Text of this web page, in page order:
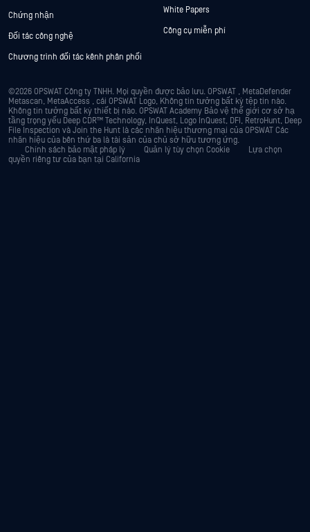
Chứng nhận
Đối tác công nghệ
Chương trình đối tác kênh phân phối
White Papers
Công cụ miễn phí
©2026 OPSWAT Công ty TNHH. Mọi quyền được bảo lưu. OPSWAT , MetaDefender
Metascan, MetaAccess , cái OPSWAT Logo, Không tin tưởng bất kỳ tệp tin nào.
Không tin tưởng bất kỳ thiết bị nào. OPSWAT Academy Bảo vệ thế giới cơ sở hạ
tầng trọng yếu Deep CDR™ Technology, InQuest, Logo InQuest, DFI, RetroHunt, Deep
File Inspection và Join the Hunt là các nhãn hiệu thương mại của OPSWAT Các
nhãn hiệu của bên thứ ba là tài sản của chủ sở hữu tương ứng.
Chính sách bảo mật pháp lý Quản lý tùy chọn Cookie
Lựa chọn
quyền riêng tư của bạn tại California